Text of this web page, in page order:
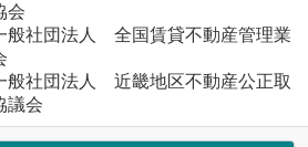
会
般社団法人 全国賃貸不動産管理業
般社団法人 近畿地区不動産公正取
議会